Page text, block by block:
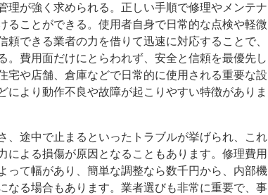
理が強く求められる。正しい手順で修理やメンテナ
ることができる。使用者自身で日常的な点検や軽微
できる業者の力を借りて迅速に対応することで、
費用面だけにとらわれず、安全と信頼を最優先し
宅や店舗、倉庫などで日常的に使用される重要な設
より動作不良や故障が起こりやすい特徴がありま
、途中で止まるといったトラブルが挙げられ、これ
による損傷が原因となることもあります。修理費用
って幅があり、簡単な調整なら数千円から、内部機
なる場合もあります。業者選びも非常に重要で、事